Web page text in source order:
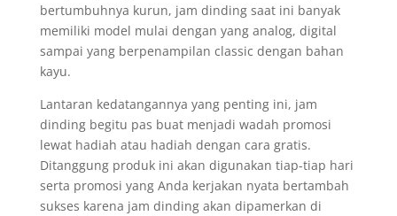
bertumbuhnya kurun, jam dinding saat ini banyak
memiliki model mulai dengan yang analog, digital
sampai yang berpenampilan classic dengan bahan
kayu.
Lantaran kedatangannya yang penting ini, jam
dinding begitu pas buat menjadi wadah promosi
lewat hadiah atau hadiah dengan cara gratis.
Ditanggung produk ini akan digunakan tiap-tiap hari
serta promosi yang Anda kerjakan nyata bertambah
sukses karena jam dinding akan dipamerkan di